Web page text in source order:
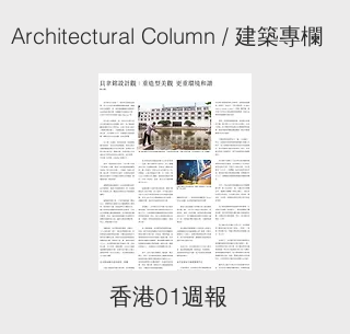
Architectural Column / 建築專欄
香港01週報